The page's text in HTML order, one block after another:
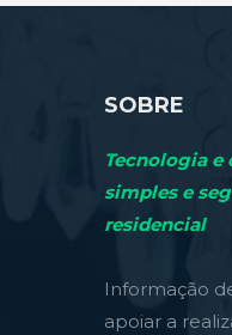
SOBRE
Tecnologia e
simples e
residencial
Informação
apoiar a